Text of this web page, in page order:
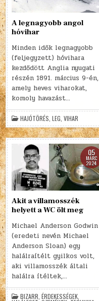
A legnagyobb angol
hóvihar
Minden idők legnagyobb
(feljegyzett) hóvihara
kezdődött Anglia nyugati
részén 1891. március 9-én,
amely heves viharokat,
komoly havazást…
HAJÓTÖRÉS ,LEG ,VIHAR
05
MÁRC
2024
Akit a villamosszék
helyett a WC ölt meg
Michael Anderson Godwin
(eredeti nevén Michael
Anderson Sloan) egy
halálraítélt gyilkos volt,
aki villamosszék általi
halálra ítéltek,…
BIZARR ,ÉRDEKESSÉGEK